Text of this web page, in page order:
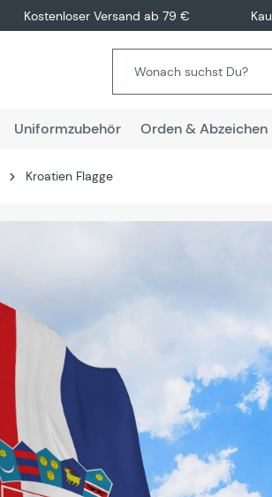
Kostenloser Versand ab 79 €
Uniformzubehör Orden & Abzeichen
Kroatien Flagge